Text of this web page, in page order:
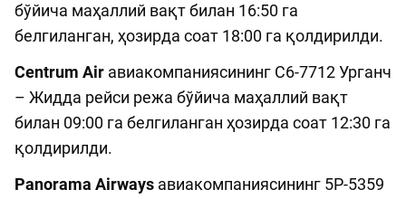
бўйича маҳаллий вақт билан 16:50 га
белгиланган, ҳозирда соат 18:00 га қолдирилди.
Centrum Air авиакомпаниясининг C6-7712 Урганч
– Жидда рейси режа бўйича маҳаллий вақт
билан 09:00 га белгиланган ҳозирда соат 12:30 га
қолдирилди.
Panorama Airways авиакомпаниясининг 5P-5359